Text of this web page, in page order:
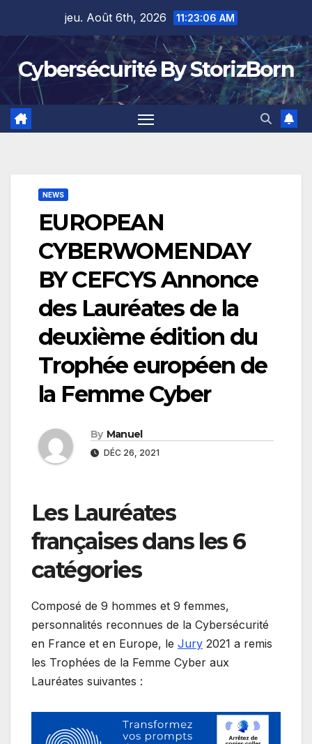
content
jeu. Août 6th, 2026 11:23:07 AM
Cybersécurité By StorizBorn
NEWS
EUROPEAN
CYBERWOMENDAY
BY CEFCYS Annonce
des Lauréates de la
deuxième édition du
Trophée européen de
la Femme Cyber
By Manuel
DÉC 26, 2021
Les Lauréates
françaises dans les 6
catégories
Composé de 9 hommes et 9 femmes,
personnalités reconnues de la Cybersécurité
en France et en Europe, le Jury 2021 a remis
les Trophées de la Femme Cyber aux
Lauréates suivantes :